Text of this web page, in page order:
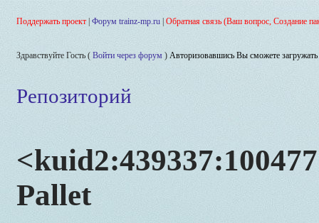
Поддержать проект Форум trainz-mp.ru Обратная связь (Ваш вопрос, Создание
Здравствуйте Гость ( Войти через форум ) Авторизовавшись Вы сможете
Репозиторий
Pallet